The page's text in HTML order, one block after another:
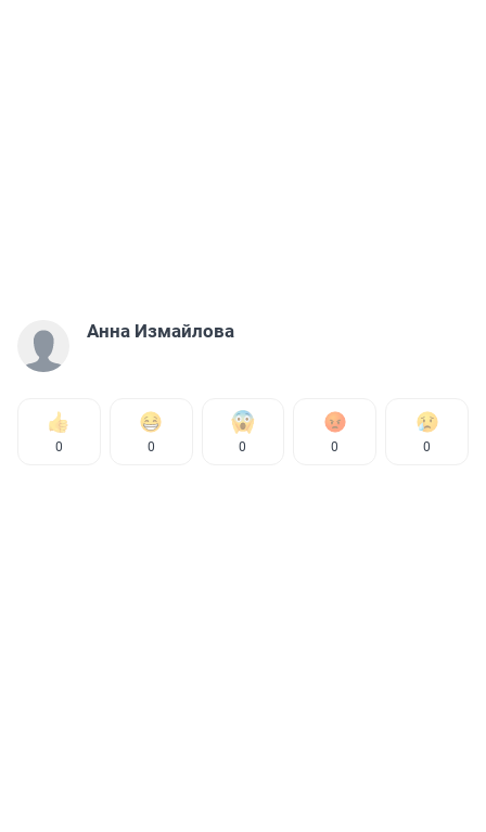
Анна Измайлова
0 0 0 0 0